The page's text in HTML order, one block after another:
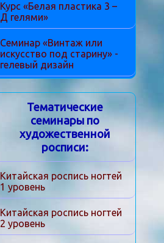
Курс «Белая пластика 3 –
Д гелями»
Семинар «Винтаж или
искусство под старину» -
гелевый дизайн
Тематические
семинары по
художественной
росписи:
Китайская роспись ногтей
1 уровень
Китайская роспись ногтей
2 уровень